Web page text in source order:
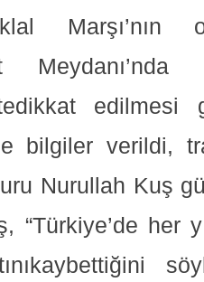
Marşı’nın
edilmesi
bilgiler verildi,
Nurullah Kuş
“Türkiye’de her